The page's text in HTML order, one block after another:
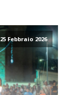
25 Febbraio 2026